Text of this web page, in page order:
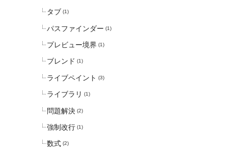
タブ (1)
パスファインダー (1)
プレビュー境界 (1)
ブレンド (1)
ライブペイント (3)
ライブラリ (1)
問題解決 (2)
強制改行 (1)
数式 (2)